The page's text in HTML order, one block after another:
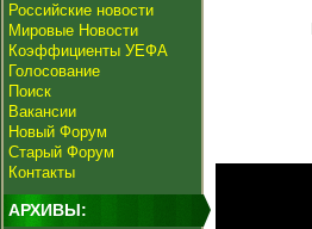
Российские новости
Мировые Новости
Коэффициенты УЕФА
Голосование
Поиск
Вакансии
Новый Форум
Старый Форум
Контакты
АРХИВЫ: